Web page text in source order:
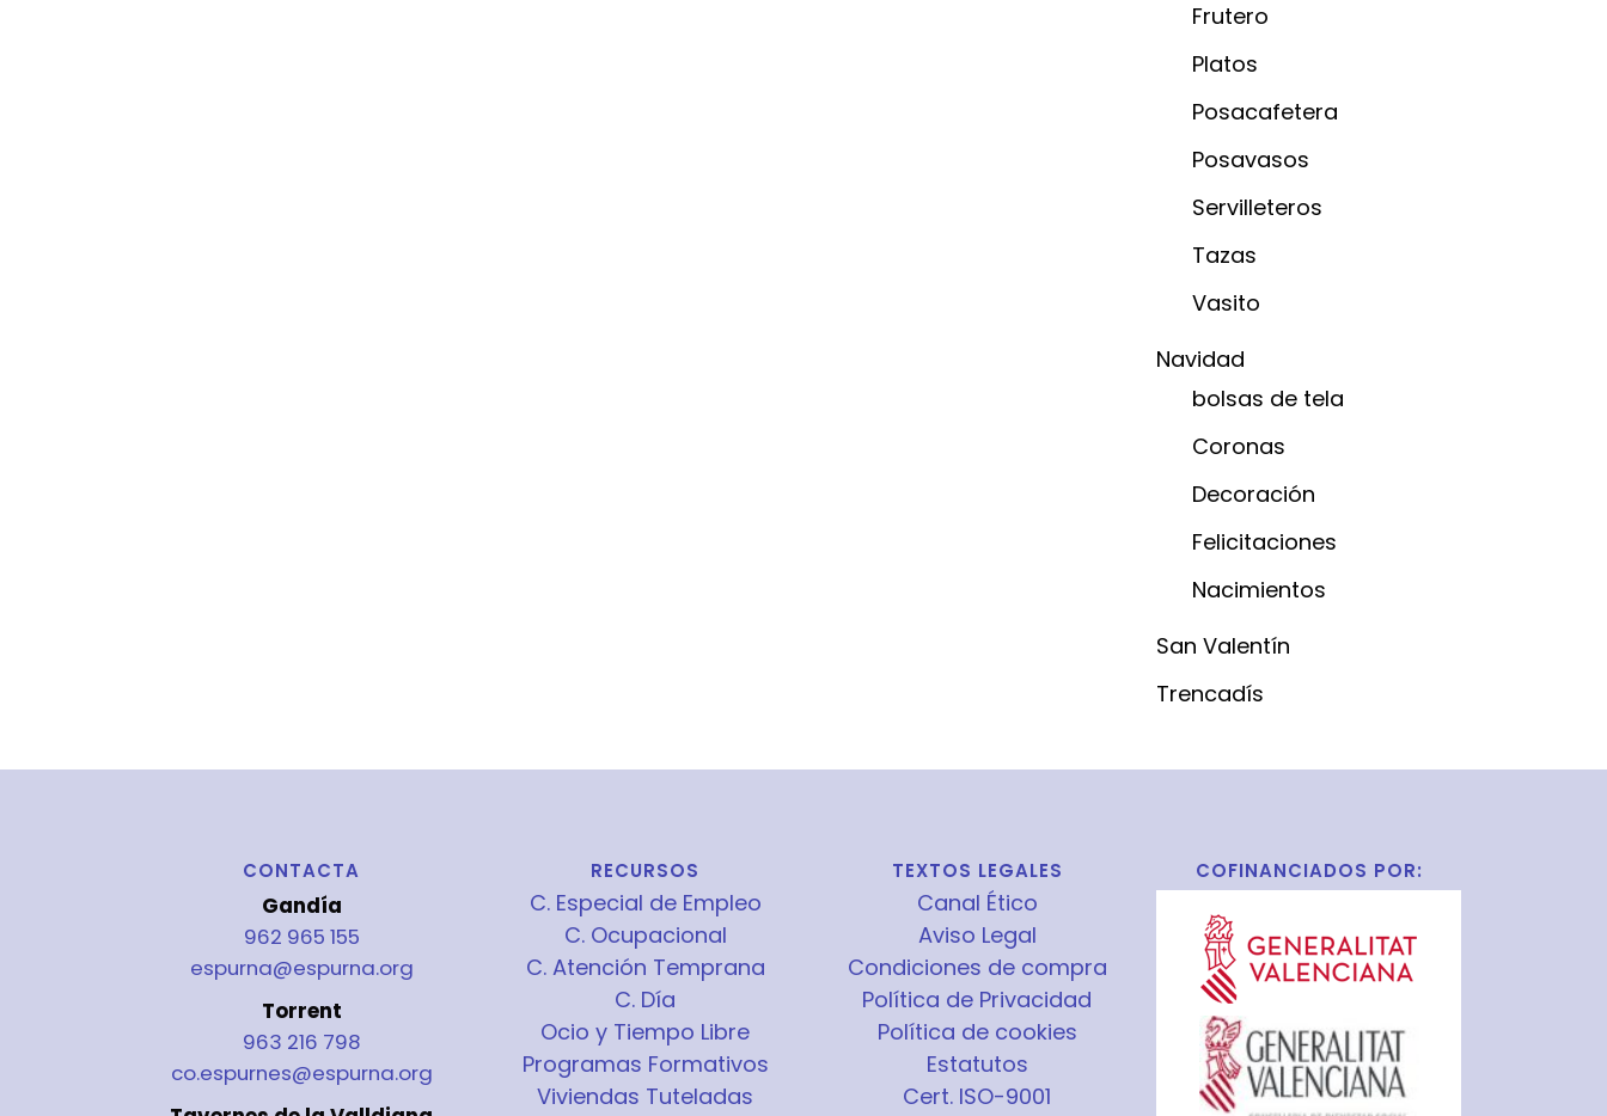
Frutero
Platos
Posacafetera
Posavasos
Servilleteros
Tazas
Vasito
Navidad
bolsas de tela
Coronas
Decoración
Felicitaciones
Nacimientos
San Valentín
Trencadís
CONTACTA
Gandía
962 965 155
espurna@espurna.org
Torrent
963 216 798
co.espurnes@espurna.org
RECURSOS
C. Especial de Empleo
C. Ocupacional
C. Atención Temprana
C. Día
Ocio y Tiempo Libre
Programas Formativos
Viviendas Tuteladas
TEXTOS LEGALES
Canal Ético
Aviso Legal
Condiciones de compra
Política de Privacidad
Política de cookies
Estatutos
Cert. ISO-9001
COFINANCIADOS POR: